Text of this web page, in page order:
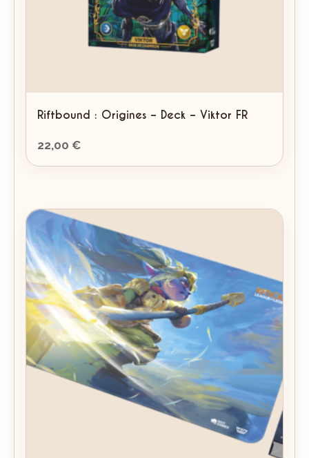
Riftbound : Origines – Deck – Viktor FR
22,00 €